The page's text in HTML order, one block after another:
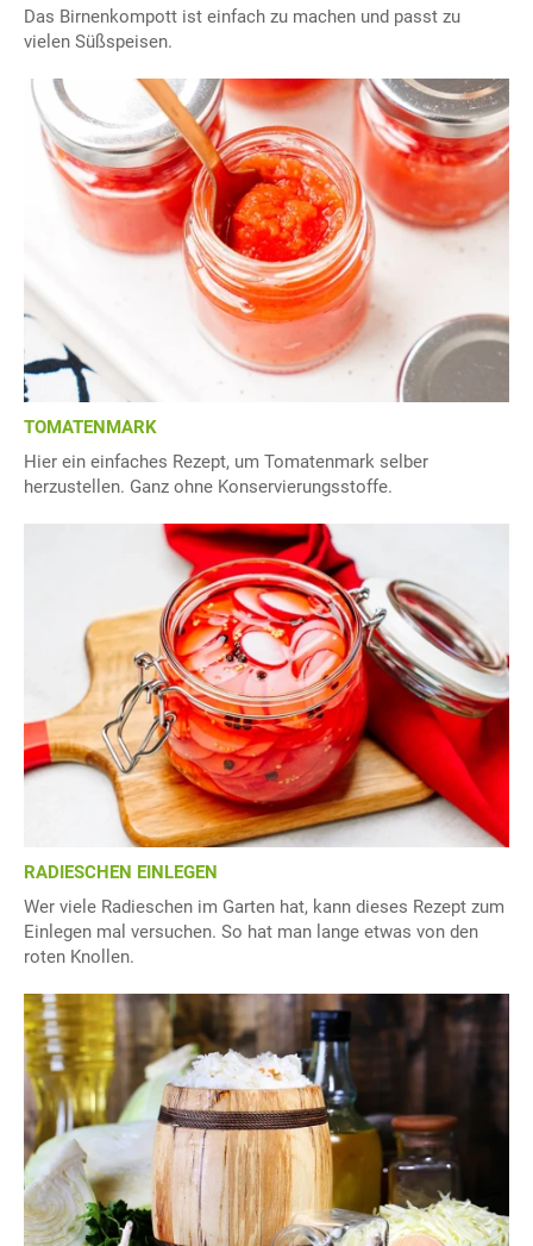
Das Birnenkompott ist einfach zu machen und passt zu
vielen Süßspeisen.
TOMATENMARK
Hier ein einfaches Rezept, um Tomatenmark selber
herzustellen. Ganz ohne Konservierungsstoffe.
RADIESCHEN EINLEGEN
Wer viele Radieschen im Garten hat, kann dieses Rezept zum
Einlegen mal versuchen. So hat man lange etwas von den
roten Knollen.